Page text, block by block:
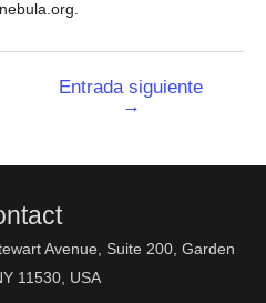
Entrada siguiente
→
Avenue, Suite 200, Garden
11530, USA